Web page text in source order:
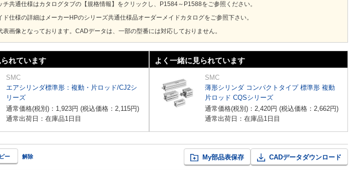
チ共通仕様はカタログタブの【規格情報】をクリックし、P1584～P1588をご参照ください。
ド仕様の詳細はメーカーHPのシリーズ共通仕様品オーダーメイドカタログをご参照下さい。
表画像となっております。CADデータは、一部の型番には対応しておりません。
れています
SMC
エアシリンダ標準形：複動・片ロッド/CJ2シ
リーズ
通常価格(税別)： 1,923円 (税込価格： 2,115円)
通常出荷日：在庫品1日目
よく一緒に見られています
SMC
薄形シリンダ コンパクトタイプ 標準形 複動
片ロッド CQSシリーズ
通常価格(税別)： 2,420円 (税込価格： 2,662円)
通常出荷日：在庫品1日目
ー 解除 My部品表保存 CADデータダウンロード